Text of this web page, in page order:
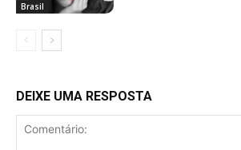
Brasil
DEIXE UMA RESPOSTA